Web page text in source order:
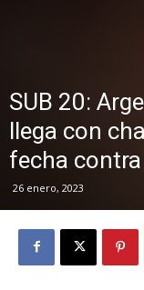
SUB 20:
llega con
fecha
26 enero, 2023